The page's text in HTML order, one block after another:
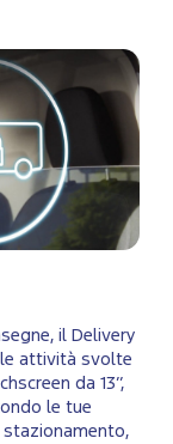
il Delivery
attività svolte
da 13’’,
le tue
stazionamento,